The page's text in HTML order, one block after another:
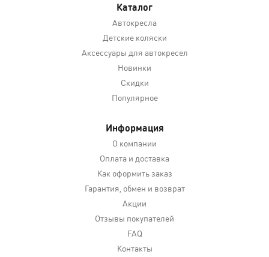
Каталог
Автокресла
Детские коляски
Аксессуары для автокресел
Новинки
Скидки
Популярное
Информация
О компании
Оплата и доставка
Как оформить заказ
Гарантия, обмен и возврат
Акции
Отзывы покупателей
FAQ
Контакты